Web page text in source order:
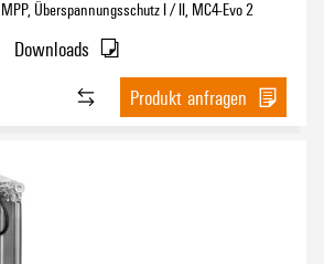
Überspannungsschutz I / II, MC4-Evo 2
Downloads
Produkt anfragen